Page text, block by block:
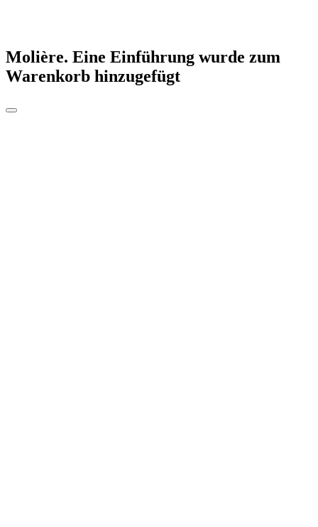
Molière. Eine Einführung wurde zum
Warenkorb hinzugefügt